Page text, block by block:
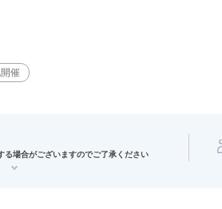
催
場合がございますのでご了承ください